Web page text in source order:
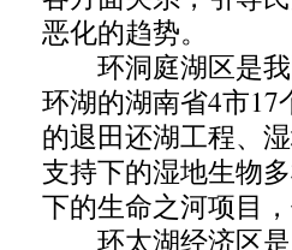
恶化的趋势。
环洞庭湖区是我
环湖的湖南省4市
的退田还湖工程、
支持下的湿地生物
下的生命之河项目
环太湖经济区是